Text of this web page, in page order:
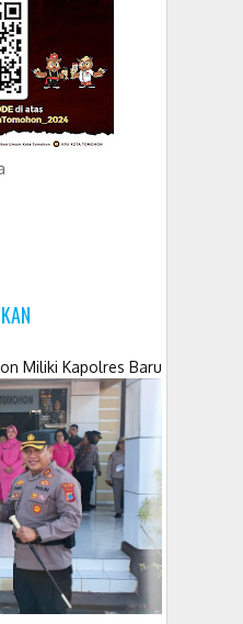
Miliki Kapolres Baru